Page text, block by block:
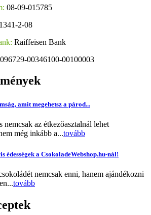
08-09-015785
2-08
Raiffeisen Bank
00346100-00100003
amit megehetsz a párod...
nemcsak az étkezőasztalnál lehet
még inkább a...tovább
édességek a CsokoladeWebshop.hu-nál!
nemcsak enni, hanem ajándékozni
tovább